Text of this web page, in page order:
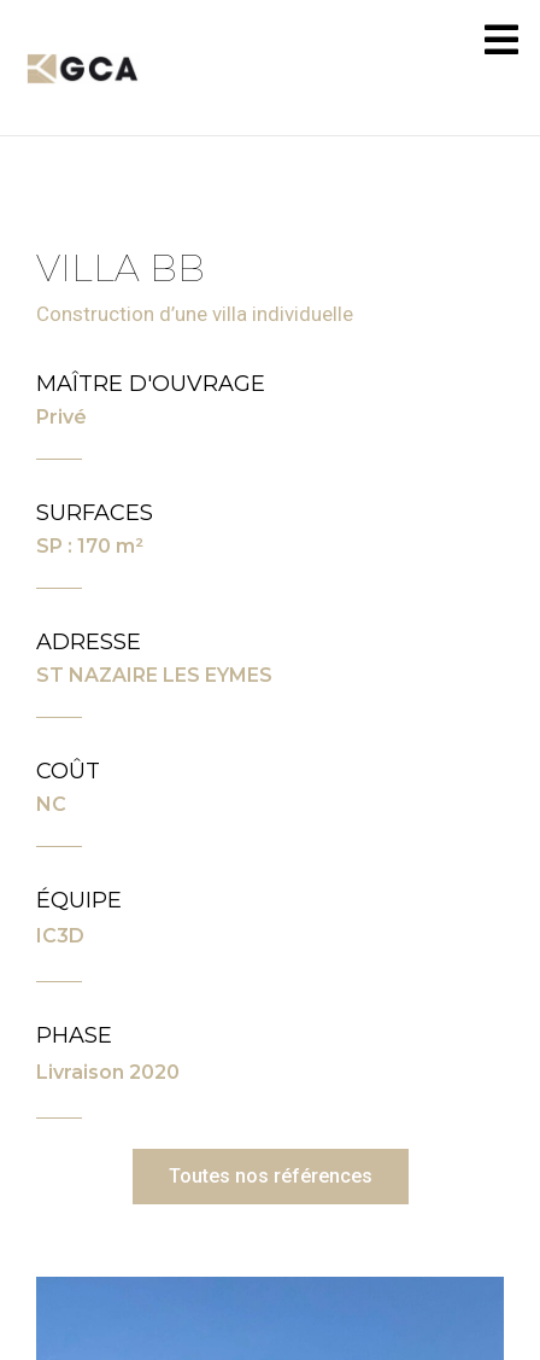
VILLA BB
Construction d’une villa individuelle
MAÎTRE D'OUVRAGE
Privé
SURFACES
SP : 170 m²
ADRESSE
ST NAZAIRE LES EYMES
COÛT
NC
ÉQUIPE
IC3D
PHASE
Livraison 2020
Toutes nos références